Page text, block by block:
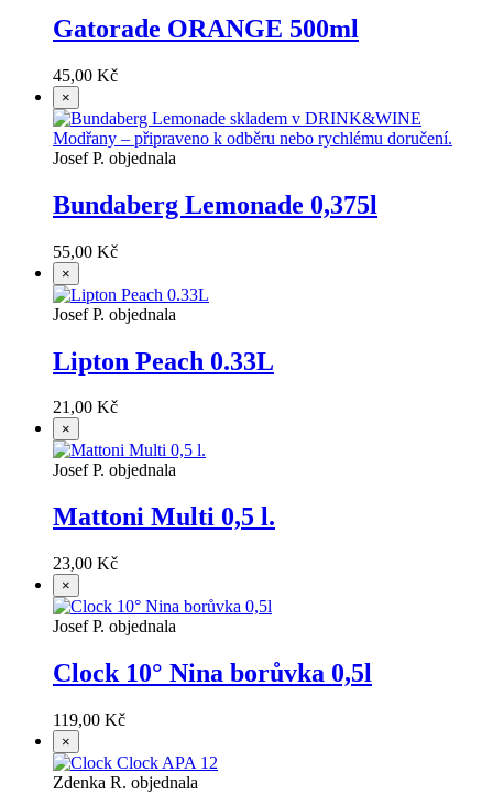
Gatorade ORANGE 500ml
45,00 Kč
×
Josef P. objednala
Bundaberg Lemonade 0,375l
55,00 Kč
×
Josef P. objednala
Lipton Peach 0.33L
21,00 Kč
×
Josef P. objednala
Mattoni Multi 0,5 l.
23,00 Kč
×
Josef P. objednala
Clock 10° Nina borůvka 0,5l
119,00 Kč
×
Zdenka R. objednala